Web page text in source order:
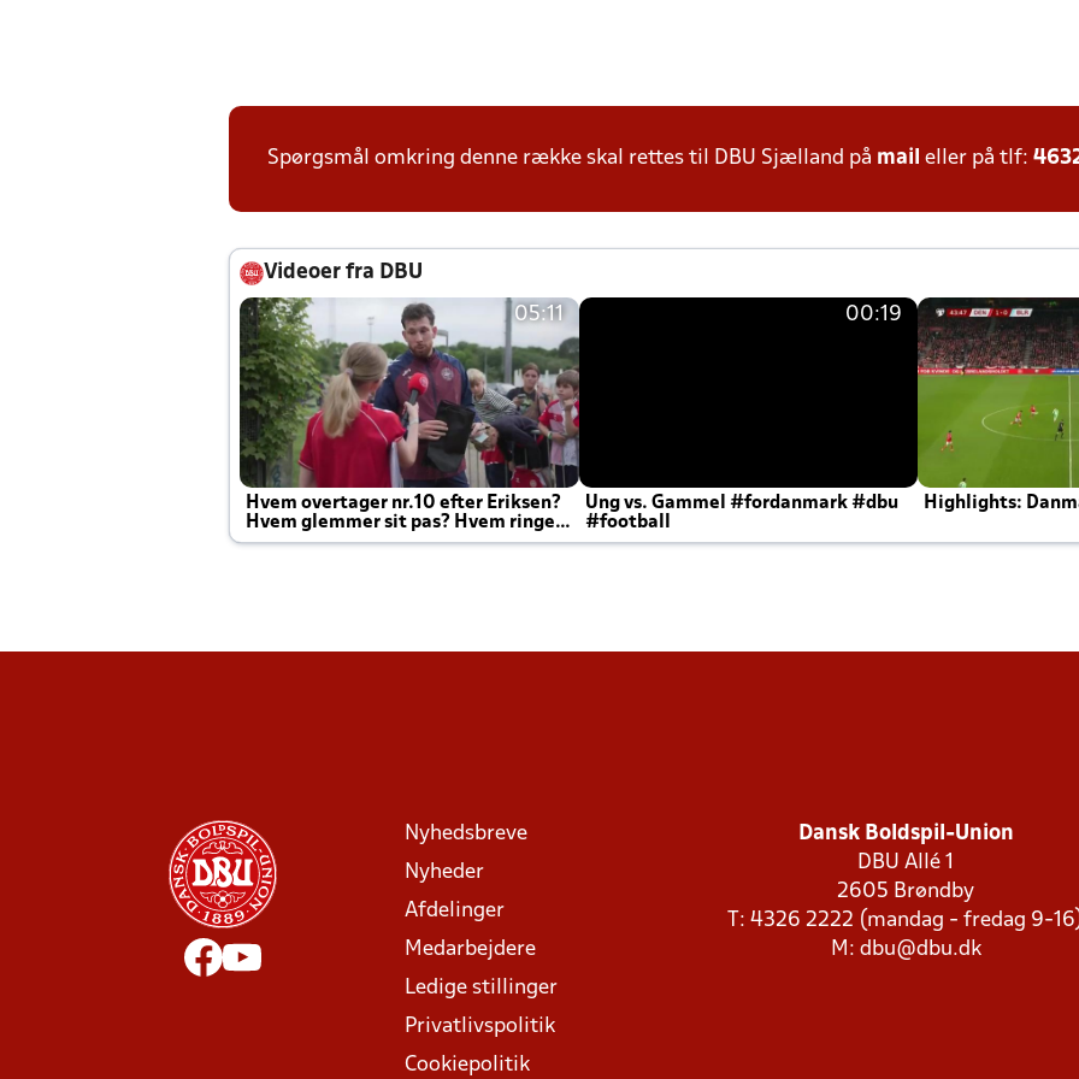
Spørgsmål omkring denne række skal rettes til DBU Sjælland på mail eller på tlf:
Videoer fra DBU
05:11
Hvem overtager nr.10 efter Eriksen?
Hvem glemmer sit pas? Hvem ringer
Joachim altid til efter kampe?
00:19
Ung vs. Gammel #fordanmark #dbu
#football
Highlights:
Nyhedsbreve
Nyheder
Afdelinger
Medarbejdere
Ledige stillinger
Privatlivspolitik
Cookiepolitik
Dansk Boldspil-Union
DBU Allé 1
2605 Brøndby
T: 4326 2222 (mandag - fredag 9-
M: dbu@dbu.dk